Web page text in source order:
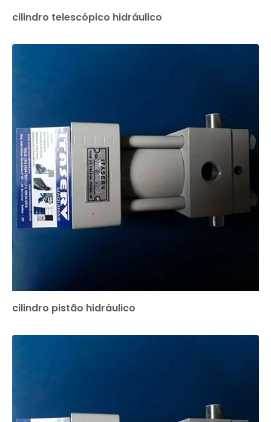
cilindro telescópico hidráulico
cilindro pistão hidráulico